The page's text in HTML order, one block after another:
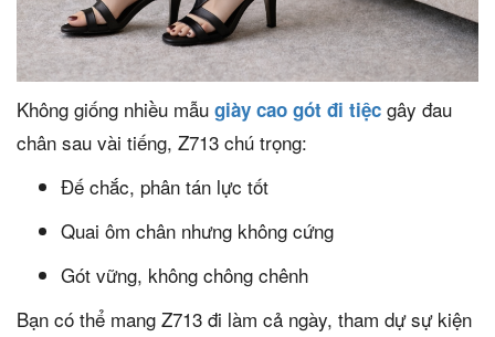
Không giống nhiều mẫu giày cao gót đi tiệc gây đau
chân sau vài tiếng, Z713 chú trọng:
Đế chắc, phân tán lực tốt
Quai ôm chân nhưng không cứng
Gót vững, không chông chênh
Bạn có thể mang Z713 đi làm cả ngày, tham dự sự kiện